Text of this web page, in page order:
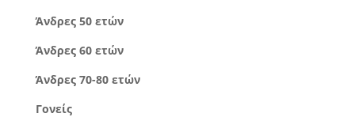
Άνδρες 50 ετών
Άνδρες 60 ετών
Άνδρες 70-80 ετών
Γονείς